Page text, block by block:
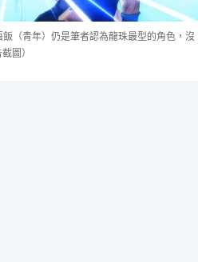
（青年）仍是筆者認為龍珠最型的角色，沒
圖）